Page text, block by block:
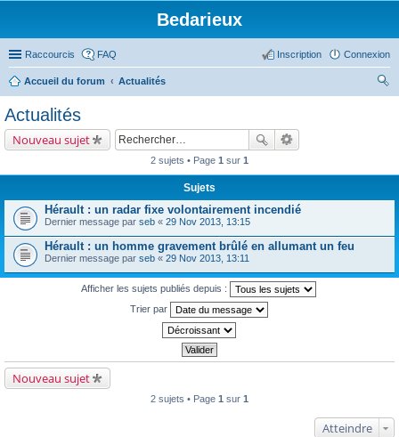
Bedarieux
Raccourcis FAQ Connexion
Inscription
Accueil du forum
Actualités
Actualités
Nouveau sujet
2 sujets • Page 1 sur 1
Sujets
Hérault : un radar fixe volontairement incendié
Dernier message par seb « 29 Nov 2013, 13:15
Hérault : un homme gravement brûlé en allumant un feu
Dernier message par seb « 29 Nov 2013, 13:11
Afficher les sujets publiés depuis :
Trier par
Nouveau sujet
2 sujets • Page 1 sur 1
Atteindre